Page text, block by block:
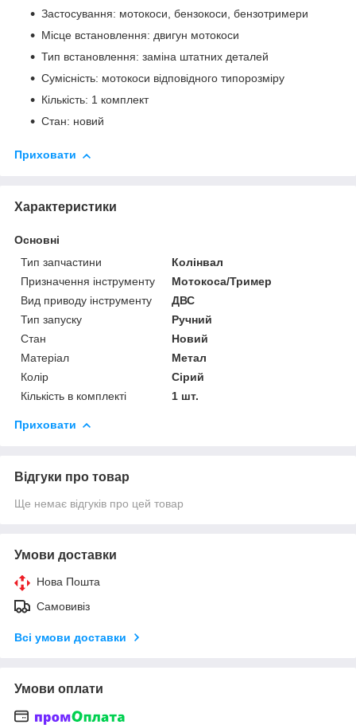
Застосування: мотокоси, бензокоси, бензотримери
Місце встановлення: двигун мотокоси
Тип встановлення: заміна штатних деталей
Сумісність: мотокоси відповідного типорозміру
Кількість: 1 комплект
Стан: новий
Приховати
Характеристики
Основні
Тип запчастини
Колінвал
Призначення інструменту
Мотокоса/Тример
Вид приводу інструменту
ДВС
Тип запуску
Ручний
Стан
Новий
Матеріал
Метал
Колір
Сірий
Кількість в комплекті
1 шт.
Приховати
Відгуки про товар
Ще немає відгуків про цей товар
Умови доставки
Нова Пошта
Самовивіз
Всі умови доставки
Умови оплати